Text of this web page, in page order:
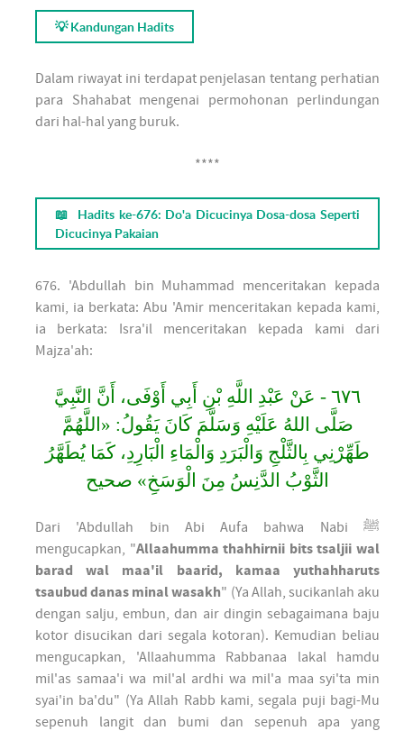
💡 Kandungan Hadits
Dalam riwayat ini terdapat penjelasan tentang perhatian
para Shahabat mengenai permohonan perlindungan
dari hal-hal yang buruk.
****
📖 Hadits ke-676: Do'a Dicucinya Dosa-dosa Seperti
Dicucinya Pakaian
676. 'Abdullah bin Muhammad menceritakan kepada
kami, ia berkata: Abu 'Amir menceritakan kepada kami,
ia berkata: Isra'il menceritakan kepada kami dari
Majza'ah:
٦٧٦ - عَنْ عَبْدِ اللَّهِ بْنِ أَبِي أَوْفَى، أَنَّ النَّبِيَّ
صَلَّى اللهُ عَلَيْهِ وَسَلَّمَ كَانَ يَقُولُ: «اللَّهُمَّ
طَهِّرْنِي بِالثَّلْجِ وَالْبَرَدِ وَالْمَاءِ الْبَارِدِ، كَمَا يُطَهَّرُ
الثَّوْبُ الدَّنِسُ مِنَ الْوَسَخِ» صحيح
Dari 'Abdullah bin Abi Aufa bahwa Nabi ﷺ
mengucapkan, "Allaahumma thahhirnii bits tsaljii wal
barad wal maa'il baarid, kamaa yuthahharuts
tsaubud danas minal wasakh" (Ya Allah, sucikanlah aku
dengan salju, embun, dan air dingin sebagaimana baju
kotor disucikan dari segala kotoran). Kemudian beliau
mengucapkan, 'Allaahumma Rabbanaa lakal hamdu
mil'as samaa'i wa mil'al ardhi wa mil'a maa syi'ta min
syai'in ba'du" (Ya Allah Rabb kami, segala puji bagi-Mu
sepenuh langit dan bumi dan sepenuh apa yang